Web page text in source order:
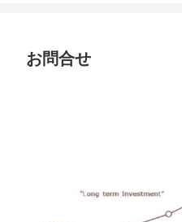
お問合せ